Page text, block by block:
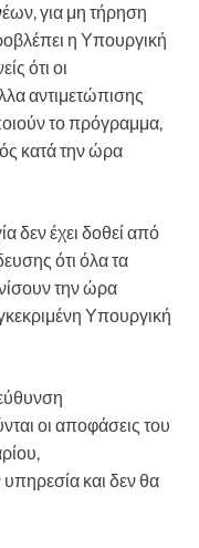
για μη τήρηση
η Υπουργική
ότι οι
αντιμετώπισης
το πρόγραμμα,
κατά την ώρα
δεν έχει δοθεί από
ότι όλα τα
την ώρα
Υπουργική
οι αποφάσεις του
και δεν θα